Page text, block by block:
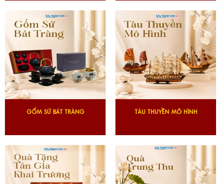
GỐM SỨ BÁT TRÀNG TÀU THUYỀN MÔ HÌNH